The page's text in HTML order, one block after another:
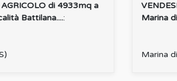
di 4933mq a
Battilana....:
Marina
Marina